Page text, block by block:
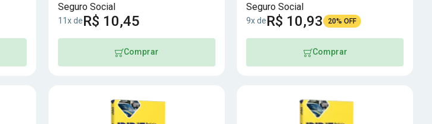
Seguro Social
11x deR$ 10,45
Comprar
Seguro Social
9x deR$ 10,93 20% OFF
Comprar